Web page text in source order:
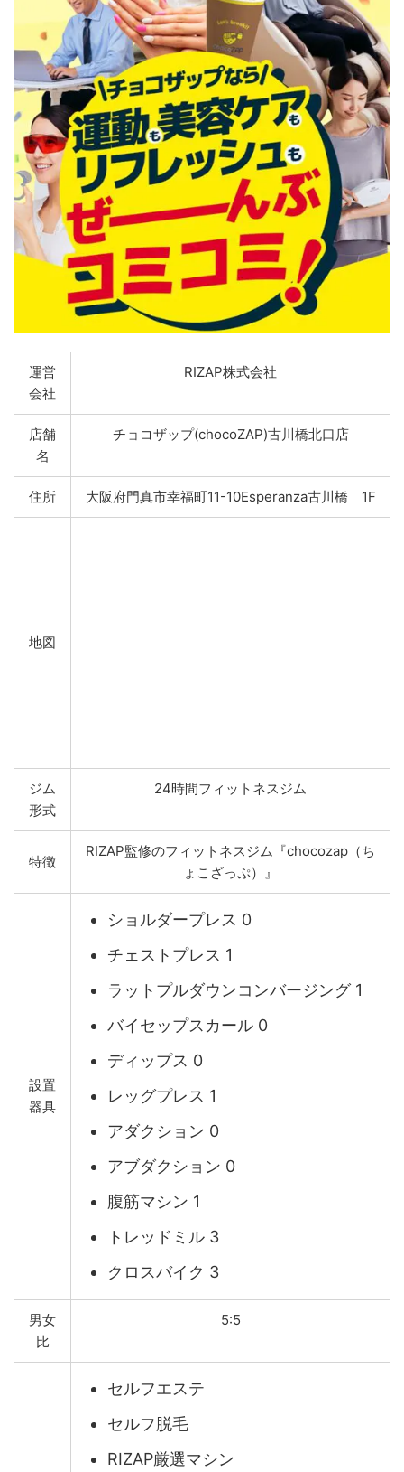
運営
会社
RIZAP株式会社
店舗
名
チョコザップ(chocoZAP)古川橋北口店
住所 大阪府門真市幸福町11-10Esperanza古川橋 1F
地図
ジム
形式
24時間フィットネスジム
特徴
RIZAP監修のフィットネスジム『chocozap（ち
ょこざっぷ）』
設置
器具
ショルダープレス 0
チェストプレス 1
ラットプルダウンコンバージング 1
バイセップスカール 0
ディップス 0
レッグプレス 1
アダクション 0
アブダクション 0
腹筋マシン 1
トレッドミル 3
クロスバイク 3
男女
比
5:5
セルフエステ
セルフ脱毛
RIZAP厳選マシン